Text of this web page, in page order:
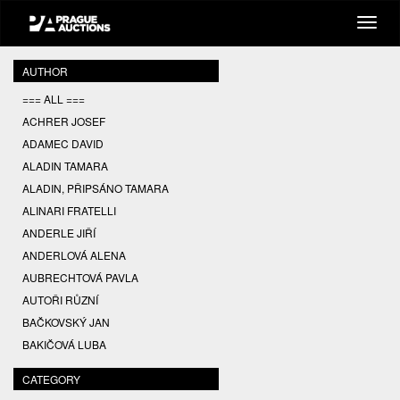
AUTHOR
=== ALL ===
ACHRER JOSEF
ADAMEC DAVID
ALADIN TAMARA
ALADIN, PŘIPSÁNO TAMARA
ALINARI FRATELLI
ANDERLE JIŘÍ
ANDERLOVÁ ALENA
AUBRECHTOVÁ PAVLA
AUTOŘI RŮZNÍ
BAČKOVSKÝ JAN
BAKIČOVÁ LUBA
BALCAR JIŘÍ
BALCAR KAREL
CATEGORY